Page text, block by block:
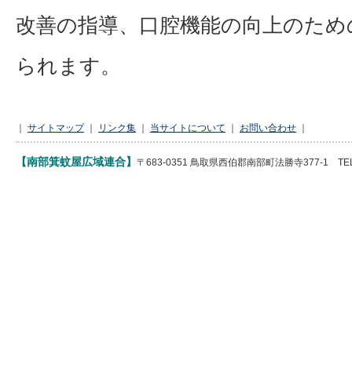
改善の指導、口腔機能の向上のた
られます。
サイトマップ｜ リンク集 当サイトについて お問い合わせ
【南部箕蚊屋広域連合】 〒683-0351 鳥取県西伯郡南部町法勝寺377-1